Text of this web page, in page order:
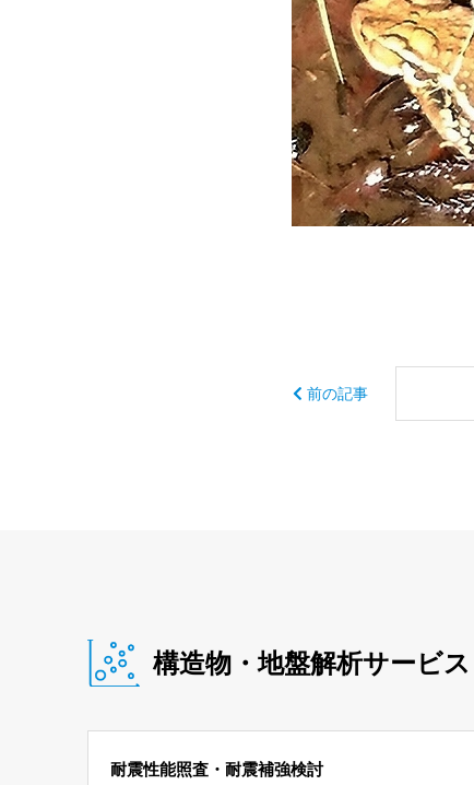
前の記事
構造物・地盤解析サービス
耐震性能照査・耐震補強検討